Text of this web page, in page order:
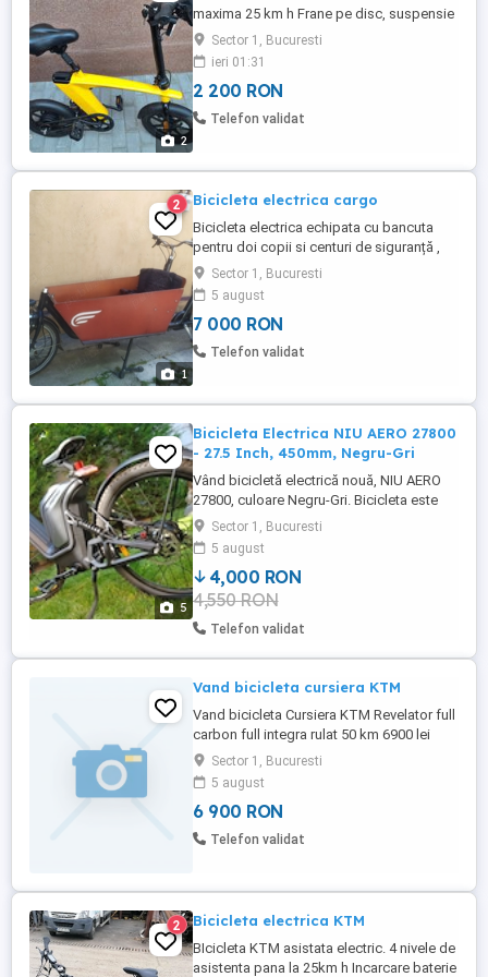
2
maxima 25 km h Frane pe disc, suspensie
spate, suspensie in șa. S a mers foarte
putin cu ea :km 180 Preț : 2200 lei
negociabil
Sector 1, Bucuresti
ieri 01:31
2 200 RON
Telefon validat
1
2 Bicicleta electrica cargo
Bicicleta electrica echipata cu bancuta
pentru doi copii si centuri de siguranță ,
autonomie 50 km, viteza maxima 32 km h,
3 trepte de putere , 7 viteze, farul cu
aprindere la buton, Cutia din material
rezistent si usor
Sector 1, Bucuresti
5 august
7 000 RON
Telefon validat
5
Bicicleta Electrica NIU AERO 27800
- 27.5 Inch, 450mm, Negru-Gri
Vând bicicletă electrică nouă, NIU AERO
27800, culoare Negru-Gri. Bicicleta este
ideală pentru deplasări urbane, navetă sau
plimbări lungi, oferind confort, autonomie
mare și costuri reduse de utilizare.
Specificații: Roți 27.5 x 2.35 Cadru 450 mm
Motor Bafang 250W (putere maximă
350W) Viteză maximă: ...
Sector 1, Bucuresti
5 august
4,000 RON
4,550 RON
Telefon validat
Vand bicicleta cursiera KTM
Vand bicicleta Cursiera KTM Revelator full
carbon full integra rulat 50 km 6900 lei
usor discutabil Tel
Sector 1, Bucuresti
5 august
6 900 RON
Telefon validat
2 Bicicleta electrica KTM
BIcicleta KTM asistata electric. 4 nivele de
asistenta pana la 25km h Incarcare baterie